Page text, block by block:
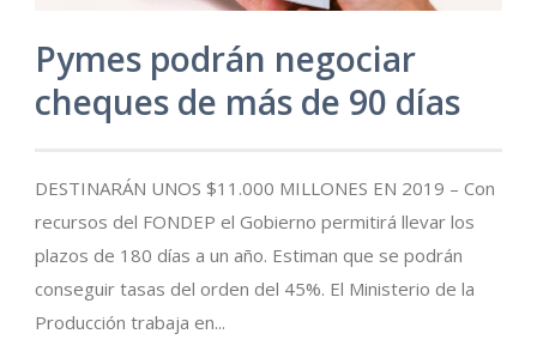
Pymes podrán negociar
cheques de más de 90 días
DESTINARÁN UNOS $11.000 MILLONES EN 2019 – Con
recursos del FONDEP el Gobierno permitirá llevar los
plazos de 180 días a un año. Estiman que se podrán
conseguir tasas del orden del 45%. El Ministerio de la
Producción trabaja en...